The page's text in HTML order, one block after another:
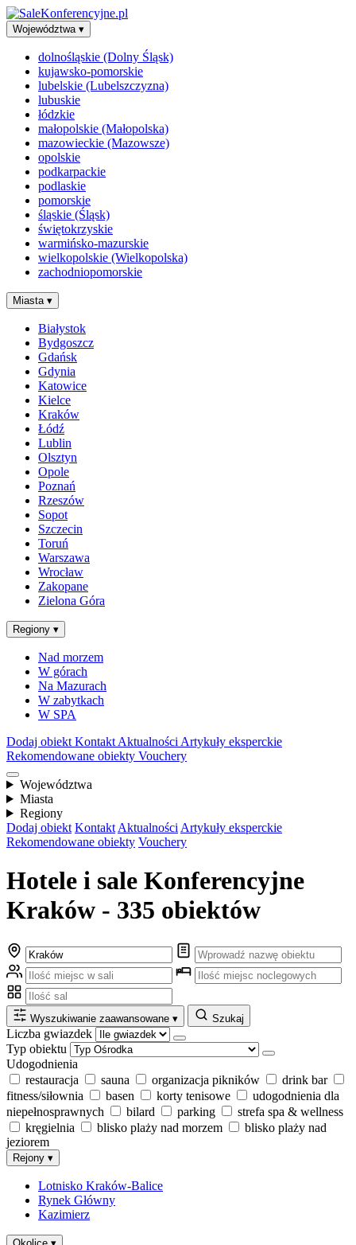
Województwa ▾
dolnośląskie (Dolny Śląsk)
kujawsko-pomorskie
lubelskie (Lubelszczyzna)
lubuskie
łódzkie
małopolskie (Małopolska)
mazowieckie (Mazowsze)
opolskie
podkarpackie
podlaskie
pomorskie
śląskie (Śląsk)
świętokrzyskie
warmińsko-mazurskie
wielkopolskie (Wielkopolska)
zachodniopomorskie
Miasta ▾
Białystok
Bydgoszcz
Gdańsk
Gdynia
Katowice
Kielce
Kraków
Łódź
Lublin
Olsztyn
Opole
Poznań
Rzeszów
Sopot
Szczecin
Toruń
Warszawa
Wrocław
Zakopane
Zielona Góra
Regiony ▾
Nad morzem
W górach
Na Mazurach
W zabytkach
W SPA
Dodaj obiekt Kontakt Aktualności Artykuły eksperckie
Rekomendowane obiekty Vouchery
Województwa
Miasta
Regiony
Dodaj obiekt Kontakt Aktualności Artykuły eksperckie
Rekomendowane obiekty Vouchery
Hotele i sale Konferencyjne
Kraków - 335 obiektów
Wyszukiwanie zaawansowane ▾ Szukaj
Liczba gwiazdek
Typ obiektu
Udogodnienia
restauracja
sauna organizacja pikników
drink bar
fitness/siłownia
basen korty tenisowe
udogodnienia dla
niepełnosprawnych
bilard parking
strefa spa & wellness
kręgielnia
blisko plaży nad morzem
blisko plaży nad
jeziorem
Rejony ▾
Lotnisko Kraków-Balice
Rynek Główny
Kazimierz